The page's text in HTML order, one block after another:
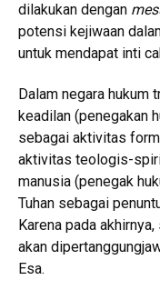
dilakukan dengan
potensi kejiwaan
untuk mendapat inti
Dalam negara hukum
keadilan (penegakan
sebagai aktivitas
aktivitas teologis-
manusia (penegak
Tuhan sebagai
Karena pada
akan
Esa.